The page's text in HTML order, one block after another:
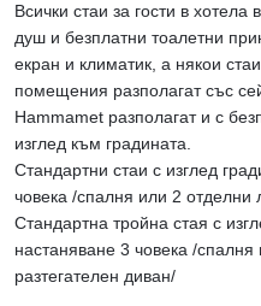
Всички стаи за гости в
душ и безплатни тоалетни
екран и климатик, а някои
помещения разполагат със
Hammamet разполагат и с
изглед към градината.
Стандартни стаи с изглед
човека /спалня или 2 отделни
Стандартна тройна стая с
настаняване 3 човека /
разтегателен диван/